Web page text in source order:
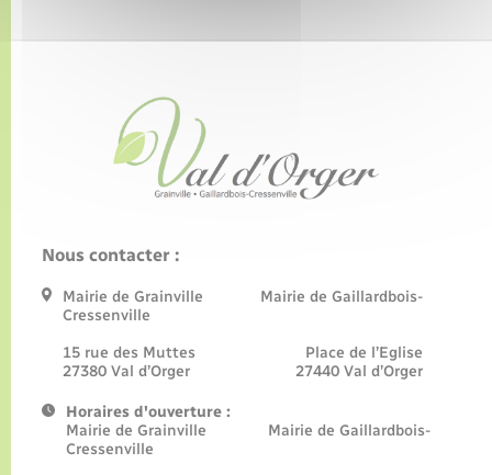
Nous contacter :
Mairie de Grainville Mairie de Gaillardbois-
Cressenville
15 rue des Muttes Place de l’Eglise
27380 Val d’Orger 27440 Val d’Orger
Horaires d'ouverture :
Mairie de Grainville Mairie de Gaillardbois-
Cressenville